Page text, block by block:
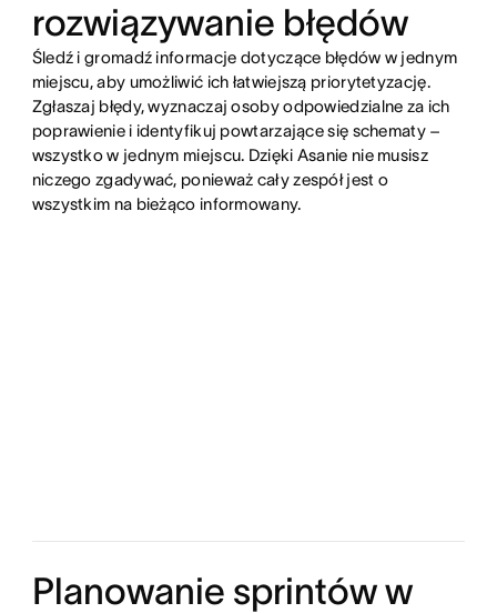
rozwiązywanie błędów
Śledź i gromadź informacje dotyczące błędów w jednym
miejscu, aby umożliwić ich łatwiejszą priorytetyzację.
Zgłaszaj błędy, wyznaczaj osoby odpowiedzialne za ich
poprawienie i identyfikuj powtarzające się schematy –
wszystko w jednym miejscu. Dzięki Asanie nie musisz
niczego zgadywać, ponieważ cały zespół jest o
wszystkim na bieżąco informowany.
Planowanie sprintów w